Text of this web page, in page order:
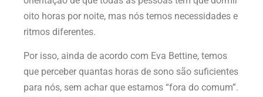
oito horas por noite, mas nós temos necessidades e
ritmos diferentes.
Por isso, ainda de acordo com Eva Bettine, temos
que perceber quantas horas de sono são suficientes
para nós, sem achar que estamos “fora do comum”.